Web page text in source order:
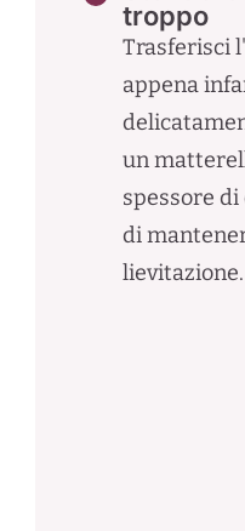
troppo
Trasferisci
appena
un
spessore
di
lievitazione.